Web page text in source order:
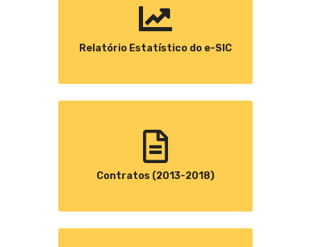
Relatório Estatístico do e-SIC
Contratos (2013-2018)